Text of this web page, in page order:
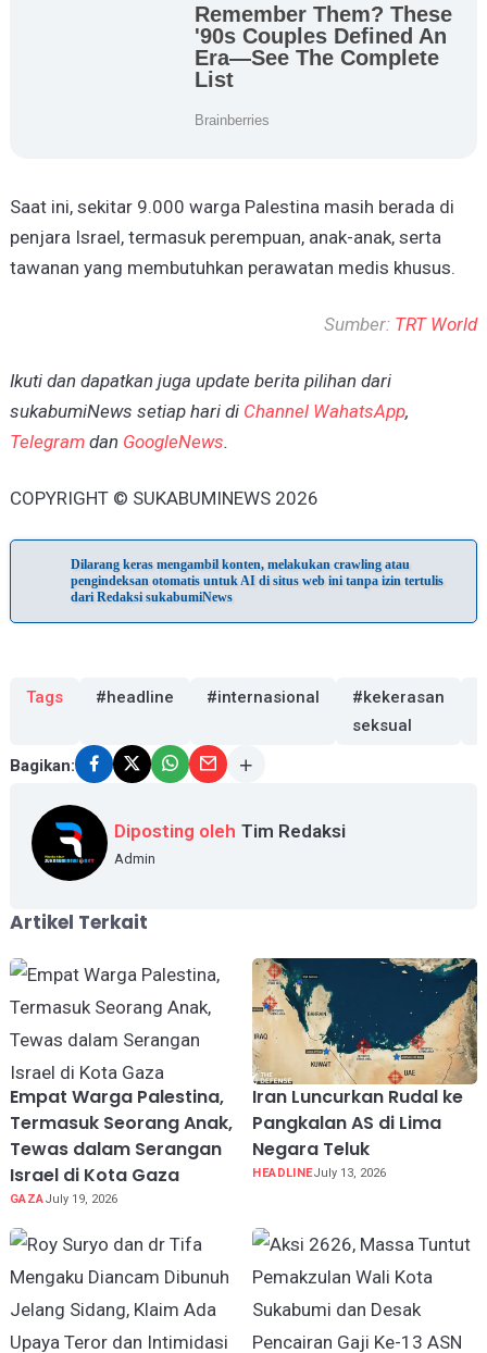
Saat ini, sekitar 9.000 warga Palestina masih berada di
penjara Israel, termasuk perempuan, anak-anak, serta
tawanan yang membutuhkan perawatan medis khusus.
Sumber: TRT World
Ikuti dan dapatkan juga update berita pilihan dari
sukabumiNews setiap hari di Channel WahatsApp,
Telegramdan GoogleNews.
COPYRIGHT © SUKABUMINEWS 2026
Dilarang keras mengambil konten, melakukan crawling atau
pengindeksan otomatis untuk AI di situs web ini tanpa izin tertulis
dari Redaksi sukabumiNews
Tags #headline #internasional
#kekerasan
seksual
Bagikan:
Diposting oleh Tim Redaksi
Admin
Artikel Terkait
Empat Warga Palestina,
Termasuk Seorang Anak,
Tewas dalam Serangan
Israel di Kota Gaza
GAZAJuly 19, 2026
Iran Luncurkan Rudal ke
Pangkalan AS di Lima
Negara Teluk
HEADLINEJuly 13, 2026